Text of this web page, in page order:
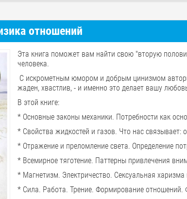
отношений
Эта книга поможет вам найти свою "вторую
человека.
С искрометным юмором и добрым цинизмом
жаден, хвастлив, - и именно это делает вашу
В этой книге:
* Основные законы механики. Потребности как
* Свойства жидкостей и газов. Что нас связывает:
* Отражение и преломление света. Определение
* Всемирное тяготение. Паттерны привлечения
* Магнетизм. Электричество. Сексуальная харизма
* Сила. Работа. Трение. Формирование отношений.